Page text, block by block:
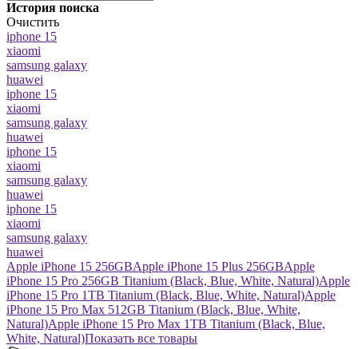
История поиска
Очистить
iphone 15
xiaomi
samsung galaxy
huawei
iphone 15
xiaomi
samsung galaxy
huawei
iphone 15
xiaomi
samsung galaxy
huawei
iphone 15
xiaomi
samsung galaxy
huawei
Apple iPhone 15 256GBApple iPhone 15 Plus 256GBApple
iPhone 15 Pro 256GB Titanium (Black, Blue, White, Natural)Apple
iPhone 15 Pro 1TB Titanium (Black, Blue, White, Natural)Apple
iPhone 15 Pro Max 512GB Titanium (Black, Blue, White,
Natural)Apple iPhone 15 Pro Max 1TB Titanium (Black, Blue,
White, Natural)Показать все товары